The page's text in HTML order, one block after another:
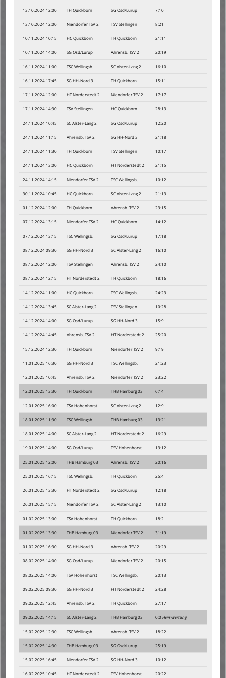
13.10.2024 12:00 TH Quickborn SG Osd/Lurup 7:10
13.10.2024 12:00 Niendorfer TSV 2 TSV Stellingen 8:21
10.11.2024 10:15 HC Quickborn TH Quickborn 21:11
10.11.2024 14:00 SG Osd/Lurup Ahrensb. TSV 2 20:19
16.11.2024 11:00 TSC Wellingsb. SC Alster-Lang 2 16:10
16.11.2024 17:45 SG HH-Nord 3 TH Quickborn 15:11
17.11.2024 12:00 HT Norderstedt 2 Niendorfer TSV 2 17:17
17.11.2024 14:30 TSV Stellingen HC Quickborn 28:13
24.11.2024 10:45 SC Alster-Lang 2 SG Osd/Lurup 12:20
24.11.2024 11:15 Ahrensb. TSV 2 SG HH-Nord 3 21:18
24.11.2024 11:30 TH Quickborn TSV Stellingen 10:17
24.11.2024 13:00 HC Quickborn HT Norderstedt 2 21:15
24.11.2024 14:15 Niendorfer TSV 2 TSC Wellingsb. 10:12
30.11.2024 10:45 HC Quickborn SC Alster-Lang 2 21:13
01.12.2024 12:00 TH Quickborn Ahrensb. TSV 2 23:15
07.12.2024 13:15 Niendorfer TSV 2 HC Quickborn 14:12
07.12.2024 13:15 TSC Wellingsb. SG Osd/Lurup 17:18
08.12.2024 09:30 SG HH-Nord 3 SC Alster-Lang 2 16:10
08.12.2024 12:00 TSV Stellingen Ahrensb. TSV 2 24:10
08.12.2024 12:15 HT Norderstedt 2 TH Quickborn 18:16
14.12.2024 11:00 HC Quickborn TSC Wellingsb. 24:23
14.12.2024 13:45 SC Alster-Lang 2 TSV Stellingen 10:28
14.12.2024 14:00 SG Osd/Lurup SG HH-Nord 3 15:9
14.12.2024 14:45 Ahrensb. TSV 2 HT Norderstedt 2 25:20
15.12.2024 12:30 TH Quickborn Niendorfer TSV 2 9:19
11.01.2025 16:30 SG HH-Nord 3 TSC Wellingsb. 21:23
12.01.2025 10:45 Ahrensb. TSV 2 Niendorfer TSV 2 23:22
12.01.2025 13:30 TH Quickborn THB Hamburg 03 6:14
12.01.2025 16:00 TSV Hohenhorst SC Alster-Lang 2 12:9
18.01.2025 11:30 TSC Wellingsb. THB Hamburg 03 13:21
18.01.2025 14:00 SC Alster-Lang 2 HT Norderstedt 2 16:29
19.01.2025 14:00 SG Osd/Lurup TSV Hohenhorst 13:12
25.01.2025 12:00 THB Hamburg 03 Ahrensb. TSV 2 20:16
25.01.2025 16:15 TSC Wellingsb. TH Quickborn 25:4
26.01.2025 13:30 HT Norderstedt 2 SG Osd/Lurup 12:18
26.01.2025 15:15 Niendorfer TSV 2 SC Alster-Lang 2 13:10
01.02.2025 13:00 TSV Hohenhorst TH Quickborn 18:2
01.02.2025 13:30 THB Hamburg 03 Niendorfer TSV 2 31:19
01.02.2025 16:30 SG HH-Nord 3 Ahrensb. TSV 2 20:29
08.02.2025 14:00 SG Osd/Lurup Niendorfer TSV 2 20:15
08.02.2025 14:00 TSV Hohenhorst TSC Wellingsb. 20:13
09.02.2025 09:30 SG HH-Nord 3 HT Norderstedt 2 24:28
09.02.2025 12:45 Ahrensb. TSV 2 TH Quickborn 27:17
09.02.2025 14:15 SC Alster-Lang 2 THB Hamburg 03 0:0Heimwertung
15.02.2025 12:30 TSC Wellingsb. Ahrensb. TSV 2 18:22
15.02.2025 14:30 THB Hamburg 03 SG Osd/Lurup 25:19
15.02.2025 16:45 Niendorfer TSV 2 SG HH-Nord 3 10:12
16.02.2025 10:45 HT Norderstedt 2 TSV Hohenhorst 20:22